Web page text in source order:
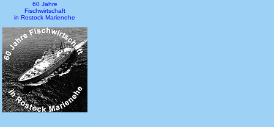
60 Jahre
Fischwirtschaft
in Rostock Marienehe